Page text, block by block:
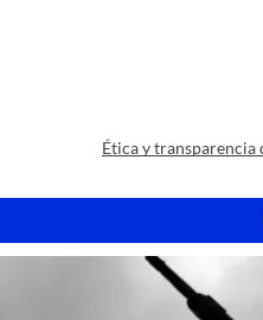
Ética y transparencia